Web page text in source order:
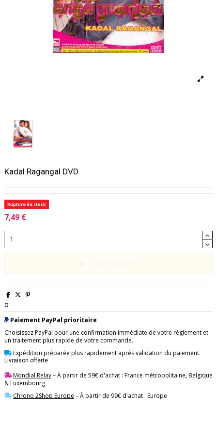
Kadal Ragangal DVD
Rupture de stock
7,49 €
¤
Paiement PayPal prioritaire
Choisissez PayPal pour une confirmation immédiate de votre règlement et
un traitement plus rapide de votre commande.
Expédition préparée plus rapidement après validation du paiement.
Livraison offerte
Mondial Relay– À partir de 59€ d'achat : France métropolitaine, Belgique
& Luxembourg
Chrono 2Shop Europe – À partir de 99€ d'achat : Europe